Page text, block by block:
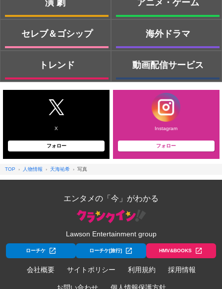
演劇
セレブ＆ゴシップ
トレンド
アニメ・ゲーム
海外ドラマ
動画配信サービス
X
フォロー
Instagram
フォロー
TOP 人物情報 天海祐希 写真
エンタメの「今」がわかる
Lawson Entertainment group
ローチケ ローチケ[旅行] HMV&BOOKS
会社概要 サイトポリシー 利用規約 採用情報